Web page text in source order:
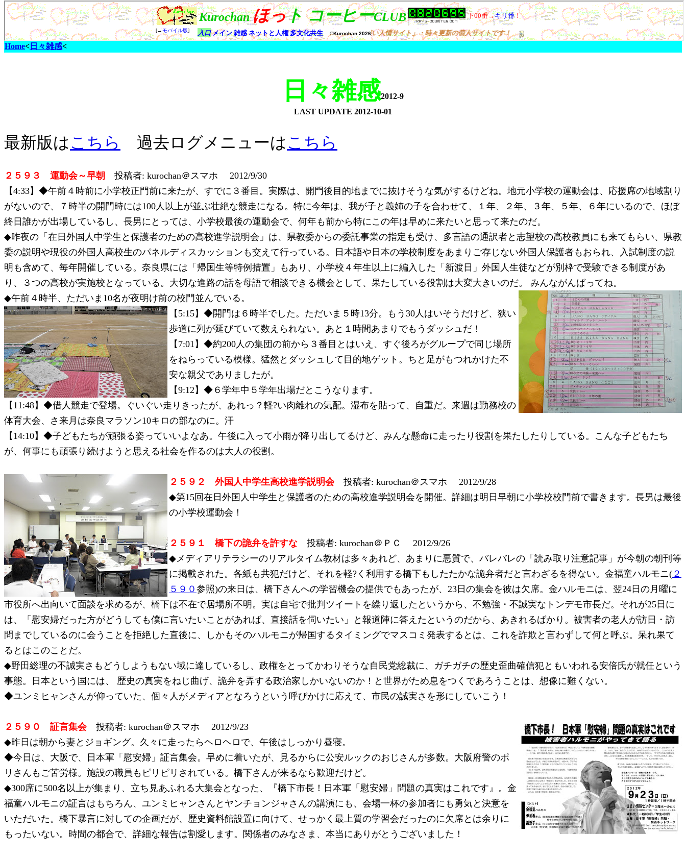
Home< 日々雑感<
日々雑感2012-9
LAST UPDATE 2012-10-01
最新版はこちら 過去ログメニューはこちら
２５９３ 運動会～早朝 投稿者: kurochan＠スマホ 2012/9/30
【4:33】◆午前４時前に小学校正門前に来たが、すでに３番目。実際は、開門後目的地までに抜けそうな気がするけどね。地元小学校の運動会は、応援席の地域割り
がないので、７時半の開門時には100人以上が並ぶ壮絶な競走になる。特に今年は、我が子と義姉の子を合わせて、１年、２年、３年、５年、６年にいるので、ほぼ
終日誰かが出場しているし、長男にとっては、小学校最後の運動会で、何年も前から特にこの年は早めに来たいと思って来たのだ。
◆昨夜の「在日外国人中学生と保護者のための高校進学説明会」は、県教委からの委託事業の指定も受け、多言語の通訳者と志望校の高校教員にも来てもらい、県教
委の説明や現役の外国人高校生のパネルディスカッションも交えて行っている。日本語や日本の学校制度をあまりご存じない外国人保護者もおられ、入試制度の説
明も含めて、毎年開催している。奈良県には「帰国生等特例措置」もあり、小学校４年生以上に編入した「新渡日」外国人生徒などが別枠で受験できる制度があ
り、３つの高校が実施校となっている。大切な進路の話を母語で相談できる機会として、果たしている役割は大変大きいのだ。 みんながんばってね。
◆午前４時半、ただいま10名が夜明け前の校門並んでいる。
【5:15】◆開門は６時半でした。ただいま５時13分。もう30人はいそうだけど、狭い
歩道に列が延びていて数えられない。あと１時間あまりでもうダッシュだ！
【7:01】◆約200人の集団の前から３番目とはいえ、すぐ後ろがグループで同じ場所
をねらっている模様。猛然とダッシュして目的地ゲット。ちと足がもつれかけた不
安な親父でありましたが。
【9:12】◆６学年中５学年出場だとこうなります。
【11:48】◆借人競走で登場。ぐいぐい走りきったが、あれっ？軽?い肉離れの気配。湿布を貼って、自重だ。来週は勤務校の
体育大会、さ来月は奈良マラソン10キロの部なのに。汗
【14:10】◆子どもたちが頑張る姿っていいよなあ。午後に入って小雨が降り出してるけど、みんな懸命に走ったり役割を果たしたりしている。こんな子どもたち
が、何事にも頑張り続けようと思える社会を作るのは大人の役割。
２５９２ 外国人中学生高校進学説明会 投稿者: kurochan＠スマホ 2012/9/28
◆第15回在日外国人中学生と保護者のための高校進学説明会を開催。詳細は明日早朝に小学校校門前で書きます。長男は最後
の小学校運動会！
２５９１ 橋下の詭弁を許すな 投稿者: kurochan＠ＰＣ 2012/9/26
◆メディアリテラシーのリアルタイム教材は多々あれど、あまりに悪質で、バレバレの「読み取り注意記事」が今朝の朝刊等
に掲載された。各紙も共犯だけど、それを軽?く利用する橋下もしたたかな詭弁者だと言わざるを得ない。金福童ハルモニ( ２
５９０ 参照)の来日は、橋下さんへの学習機会の提供でもあったが、23日の集会を彼は欠席。金ハルモニは、翌24日の月曜に
市役所へ出向いて面談を求めるが、橋下は不在で居場所不明。実は自宅で批判ツイートを繰り返したというから、不勉強・不誠実なトンデモ市長だ。それが25日に
は、「慰安婦だった方がどうしても僕に言いたいことがあれば、直接話を伺いたい」と報道陣に答えたというのだから、あきれるばかり。被害者の老人が訪日・訪
問までしているのに会うことを拒絶した直後に、しかもそのハルモニが帰国するタイミングでマスコミ発表するとは、これを詐欺と言わずして何と呼ぶ。呆れ果て
るとはこのことだ。
◆野田総理の不誠実さもどうしようもない域に達しているし、政権をとってかわりそうな自民党総裁に、ガチガチの歴史歪曲確信犯ともいわれる安倍氏が就任という
事態。日本という国には、 歴史の真実をねじ曲げ、詭弁を弄する政治家しかいないのか！と世界がため息をつくであろうことは、想像に難くない。
◆ユンミヒャンさんが仰っていた、個々人がメディアとなろうという呼びかけに応えて、市民の誠実さを形にしていこう！
２５９０ 証言集会 投稿者: kurochan＠スマホ 2012/9/23
◆昨日は朝から妻とジョギング。久々に走ったらヘロヘロで、午後はしっかり昼寝。
◆今日は、大阪で、日本軍「慰安婦」証言集会。早めに着いたが、見るからに公安ルックのおじさんが多数。大阪府警のポ
リさんもご苦労様。施設の職員もピリピリされている。橋下さんが来るなら歓迎だけど。
◆300席に500名以上が集まり、立ち見あふれる大集会となった、『橋下市長！日本軍「慰安婦」問題の真実はこれです』。金
福童ハルモニの証言はもちろん、ユンミヒャンさんとヤンチョンジャさんの講演にも、会場一杯の参加者にも勇気と決意を
いただいた。橋下暴言に対しての企画だが、歴史資料館設置に向けて、せっかく最上質の学習会だったのに欠席とは余りに
もったいない。時間の都合で、詳細な報告は割愛します。関係者のみなさま、本当にありがとうございました！